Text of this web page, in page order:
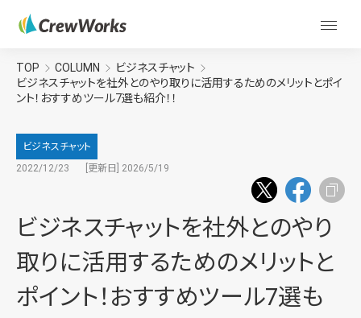
TOP COLUMN
ビジネスチャット
ビジネスチャットを社外とのやり取りに活用するためのメリットとポイ
ント！おすすめツール7選も紹介！！
ビジネスチャット
2022/12/23
[更新日] 2026/5/19
ビジネスチャットを社外とのやり
取りに活用するためのメリットと
ポイント！おすすめツール7選も